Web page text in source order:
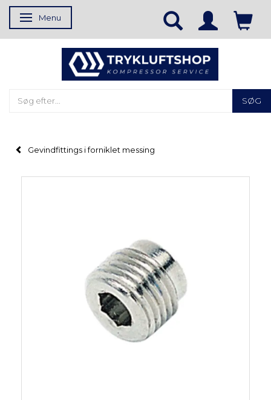
Skifte navigation
Menu
SØG
Gevindfittings i forniklet messing